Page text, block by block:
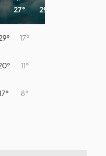
27° 29°
17°
11°
8°